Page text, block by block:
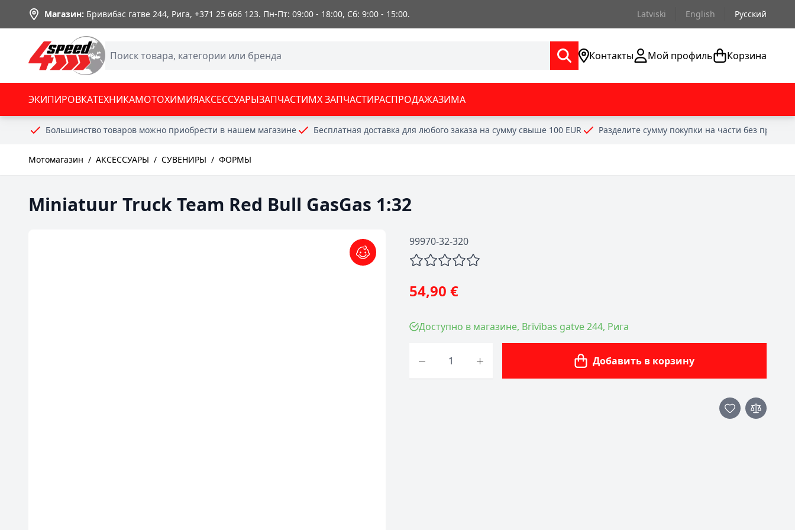
Skip to Content
Магазин: Бривибас гатве 244, Рига, +371 25 666 123. Пн-Пт: 09:00 - 18:00, Сб: 9:00 - 15:00. Latviski English Русский
Контакты Мой профиль Корзина
ЭКИПИРОВКАТЕХНИКАМОТОХИМИЯАКСЕССУАРЫЗАПЧАСТИMX ЗАПЧАСТИРАСПРОДАЖАЗИМА
Большинство товаров можно приобрести в нашем магазине Бесплатная доставка для любого заказа на сумму свыше 100 EUR Разделите сумму покупки на части без
Мотомагазин / АКСЕССУАРЫ / СУВЕНИРЫ / ФОРМЫ
Miniatuur Truck Team Red Bull GasGas 1:32
99970-32-320
54,90 €
Доступно в магазине, Brīvības gatve 244, Рига
Добавить в корзину